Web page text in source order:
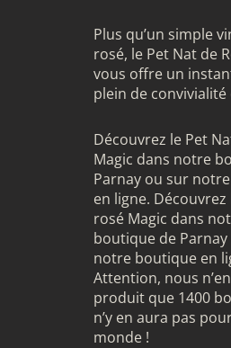
Plus qu’un simple
rosé, le Pet Nat de
vous offre un
plein de convivialité
Découvrez le Pet
Magic dans notre
Parnay ou sur
en ligne.
rosé Magic dans
boutique de
notre boutique en
Attention, nous
produit que 1400
n’y en aura pas
monde !